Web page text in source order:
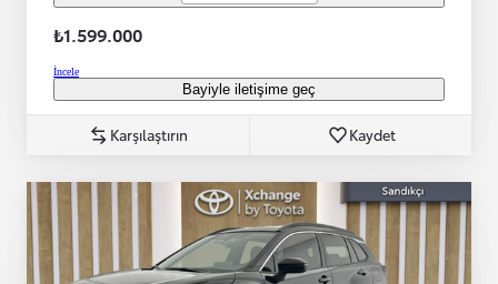
₺1.599.000
İncele
Bayiyle iletişime geç
Karşılaştırın Kaydet